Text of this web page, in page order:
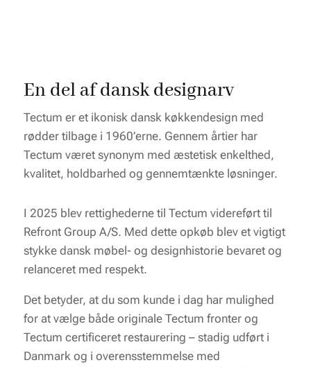
En del af dansk designarv
Tectum er et ikonisk dansk køkkendesign med
rødder tilbage i 1960’erne. Gennem årtier har
Tectum været synonym med æstetisk enkelthed,
kvalitet, holdbarhed og gennemtænkte løsninger.
I 2025 blev rettighederne til Tectum videreført til
Refront Group A/S. Med dette opkøb blev et vigtigt
stykke dansk møbel- og designhistorie bevaret og
relanceret med respekt.
Det betyder, at du som kunde i dag har mulighed
for at vælge både originale Tectum fronter og
Tectum certificeret restaurering – stadig udført i
Danmark og i overensstemmelse med